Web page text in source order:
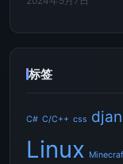
标签
C# C/C++ css
Linux